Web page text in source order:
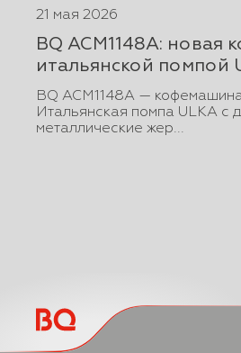
21 мая 2026
BQ ACM1148A: новая
итальянской помпой
BQ ACM1148A —
Итальянская помпа ULKA с
металлические жер...